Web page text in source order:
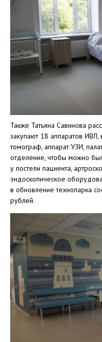
Также Татьяна Савинова
закупают 18 аппаратов ИВЛ,
томограф, аппарат УЗИ,
отделение, чтобы можно
у постели пациента,
эндоскопическое
в обновление технопарка
рублей.